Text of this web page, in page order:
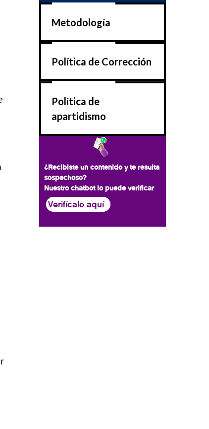
Metodología
Política de Corrección
Política de
apartidismo
¿Recibiste un contenido y te resulta
sospechoso?
Nuestro chatbot lo puede verificar
Verifícalo aquí